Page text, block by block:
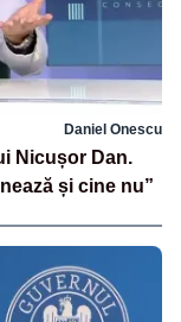
Daniel Onescu
Nicușor Dan.
și cine nu”